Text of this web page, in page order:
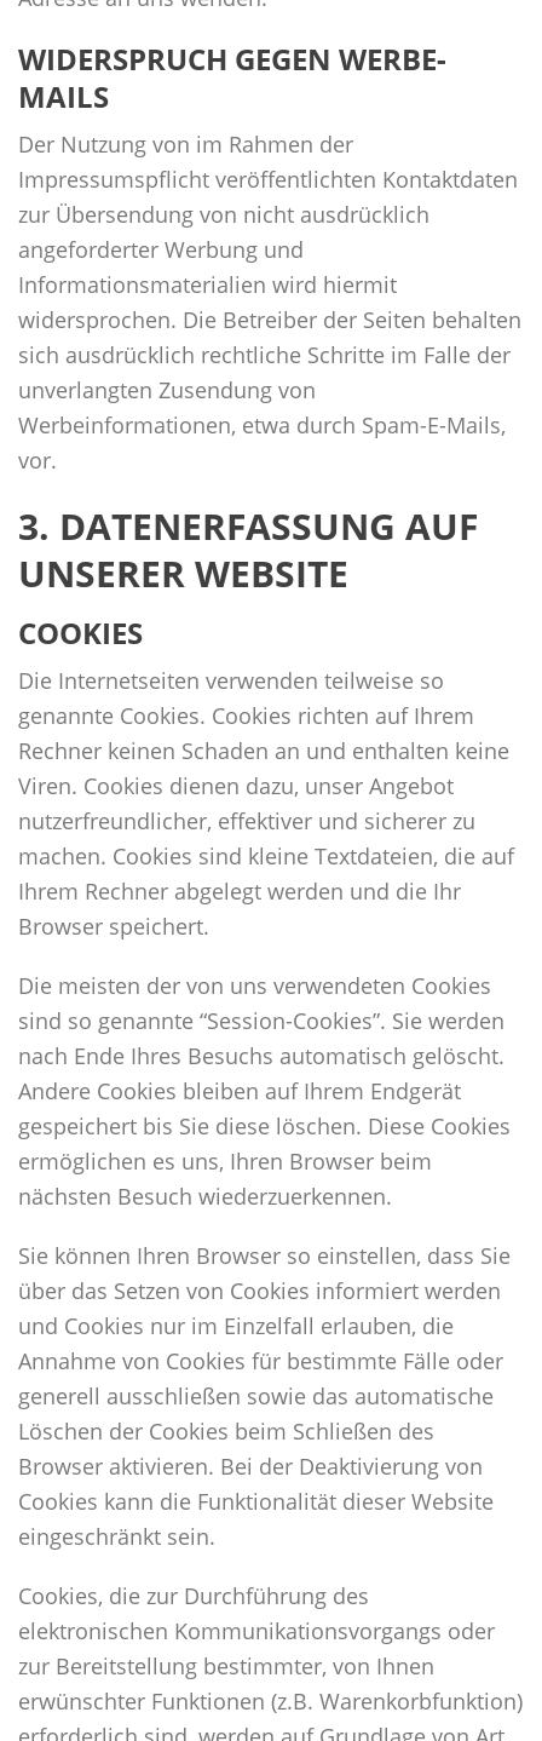
WIDERSPRUCH GEGEN WERBE-
MAILS
Der Nutzung von im Rahmen der
Impressumspflicht veröffentlichten Kontaktdaten
zur Übersendung von nicht ausdrücklich
angeforderter Werbung und
Informationsmaterialien wird hiermit
widersprochen. Die Betreiber der Seiten behalten
sich ausdrücklich rechtliche Schritte im Falle der
unverlangten Zusendung von
Werbeinformationen, etwa durch Spam-E-Mails,
vor.
3. DATENERFASSUNG AUF
UNSERER WEBSITE
COOKIES
Die Internetseiten verwenden teilweise so
genannte Cookies. Cookies richten auf Ihrem
Rechner keinen Schaden an und enthalten keine
Viren. Cookies dienen dazu, unser Angebot
nutzerfreundlicher, effektiver und sicherer zu
machen. Cookies sind kleine Textdateien, die auf
Ihrem Rechner abgelegt werden und die Ihr
Browser speichert.
Die meisten der von uns verwendeten Cookies
sind so genannte “Session-Cookies”. Sie werden
nach Ende Ihres Besuchs automatisch gelöscht.
Andere Cookies bleiben auf Ihrem Endgerät
gespeichert bis Sie diese löschen. Diese Cookies
ermöglichen es uns, Ihren Browser beim
nächsten Besuch wiederzuerkennen.
Sie können Ihren Browser so einstellen, dass Sie
über das Setzen von Cookies informiert werden
und Cookies nur im Einzelfall erlauben, die
Annahme von Cookies für bestimmte Fälle oder
generell ausschließen sowie das automatische
Löschen der Cookies beim Schließen des
Browser aktivieren. Bei der Deaktivierung von
Cookies kann die Funktionalität dieser Website
eingeschränkt sein.
Cookies, die zur Durchführung des
elektronischen Kommunikationsvorgangs oder
zur Bereitstellung bestimmter, von Ihnen
erwünschter Funktionen (z.B. Warenkorbfunktion)